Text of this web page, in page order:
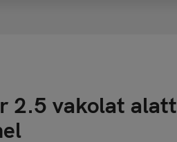
2.5 vakolat alatt